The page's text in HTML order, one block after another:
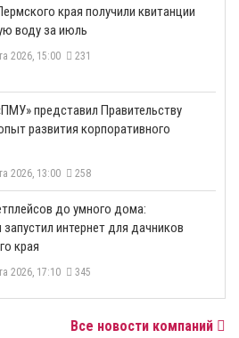
края получили квитанции
воду за июль
2026, 15:00 231
представил Правительству
развития корпоративного
2026, 13:00 258
до умного дома:
интернет для дачников
края
2026, 17:10 345
Все новости компаний